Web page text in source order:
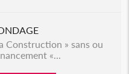
Construction » sans ou
«...